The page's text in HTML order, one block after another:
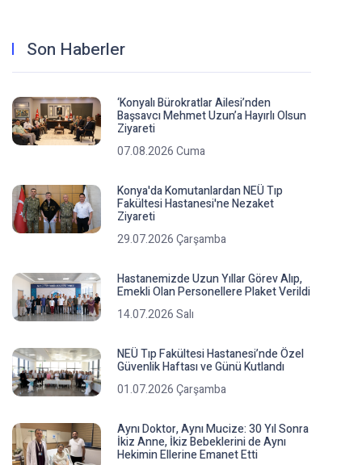
Son Haberler
‘Konyalı Bürokratlar Ailesi’nden
Başsavcı Mehmet Uzun’a Hayırlı Olsun
Ziyareti
07.08.2026 Cuma
Konya'da Komutanlardan NEÜ Tıp
Fakültesi Hastanesi'ne Nezaket
Ziyareti
29.07.2026 Çarşamba
Hastanemizde Uzun Yıllar Görev Alıp,
Emekli Olan Personellere Plaket Verildi
14.07.2026 Salı
NEÜ Tıp Fakültesi Hastanesi’nde Özel
Güvenlik Haftası ve Günü Kutlandı
01.07.2026 Çarşamba
Aynı Doktor, Aynı Mucize: 30 Yıl Sonra
İkiz Anne, İkiz Bebeklerini de Aynı
Hekimin Ellerine Emanet Etti